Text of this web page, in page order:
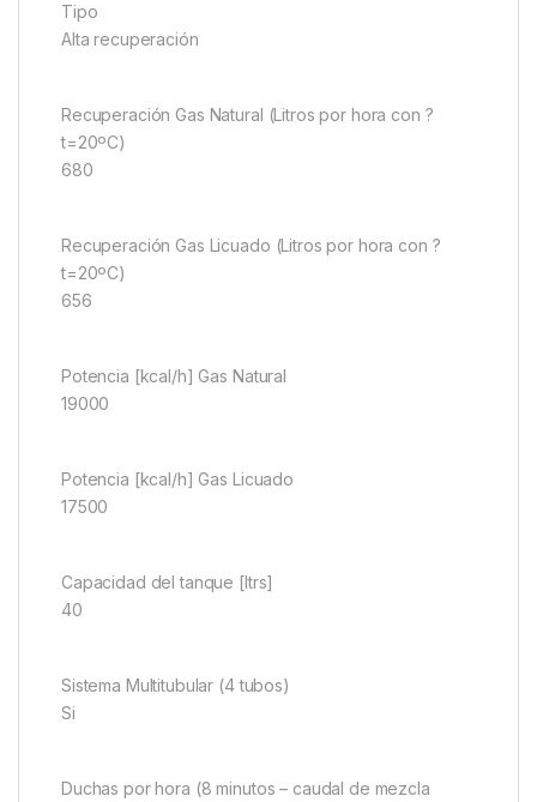
Tipo
Alta recuperación
Recuperación Gas Natural (Litros por hora con ?
t=20ºC)
680
Recuperación Gas Licuado (Litros por hora con ?
t=20ºC)
656
Potencia [kcal/h] Gas Natural
19000
Potencia [kcal/h] Gas Licuado
17500
Capacidad del tanque [ltrs]
40
Sistema Multitubular (4 tubos)
Si
Duchas por hora (8 minutos – caudal de mezcla